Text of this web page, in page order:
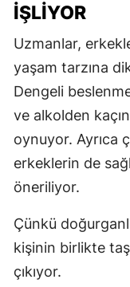
İŞLİYOR
Uzmanlar,
yaşam tarzına
Dengeli
ve alkolden
oynuyor. Ayrıca
erkeklerin de
öneriliyor.
Çünkü
kişinin birlikte
çıkıyor.